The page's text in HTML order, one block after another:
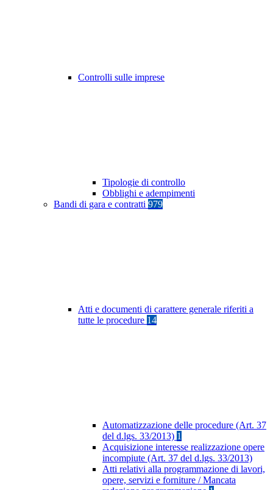
Controlli sulle imprese
Tipologie di controllo
Obblighi e adempimenti
Bandi di gara e contratti 979
Atti e documenti di carattere generale riferiti a
tutte le procedure 14
Automatizzazione delle procedure (Art. 37
del d.lgs. 33/2013) 1
Acquisizione interesse realizzazione opere
incompiute (Art. 37 del d.lgs. 33/2013)
Atti relativi alla programmazione di lavori,
opere, servizi e forniture / Mancata